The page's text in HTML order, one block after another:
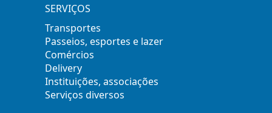
SERVIÇOS
Transportes
Passeios, esportes e lazer
Comércios
Delivery
Instituições, associações
Serviços diversos